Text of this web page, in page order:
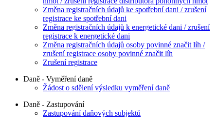
Změna registračních údajů ke spotřební dani / zrušení
registrace ke spotřební dani
Změna registračních údajů k energetické dani / zrušení
registrace k energetické dani
Změna registračních údajů osoby povinné značit líh /
zrušení registrace osoby povinné značit líh
Zrušení registrace
Daně - Vyměření daně
Žádost o sdělení výsledku vyměření daně
Daně - Zastupování
Zastupování daňových subjektů